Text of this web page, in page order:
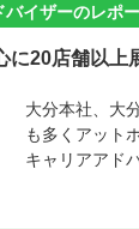
バイザーのレポ
に20店舗以上
大分本社、大
も多くアット
キャリアアド